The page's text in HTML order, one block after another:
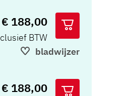
€ 188,00
BTW
bladwijzer
€ 188,00